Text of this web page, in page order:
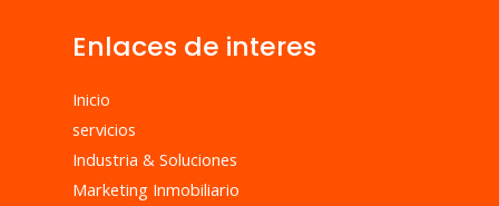
Enlaces de interes
Inicio
servicios
Industria & Soluciones
Marketing Inmobiliario